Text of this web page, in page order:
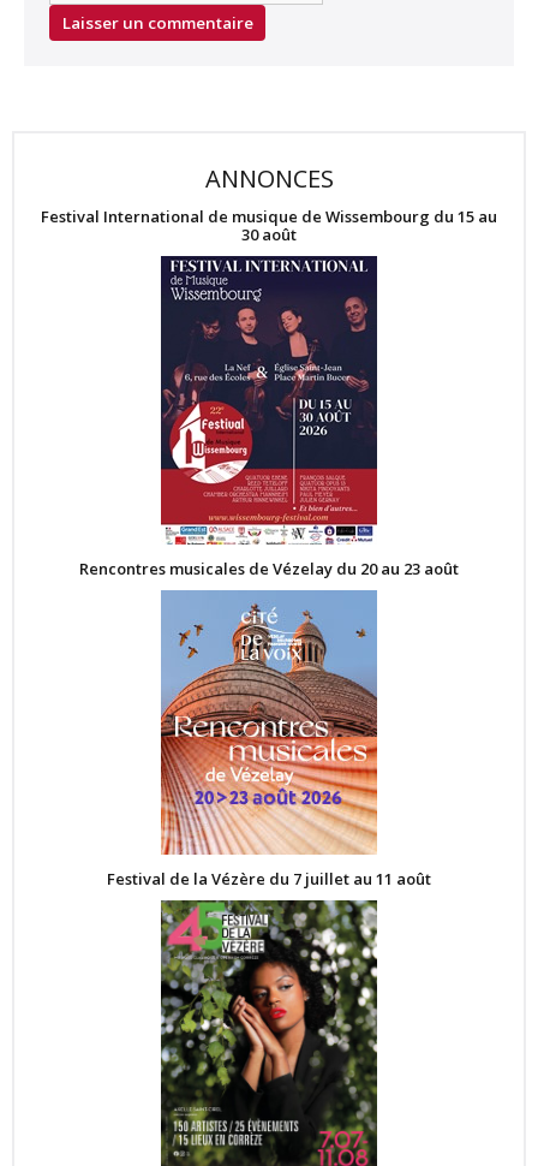
ANNONCES
Festival International de musique de Wissembourg du 15 au
30 août
Rencontres musicales de Vézelay du 20 au 23 août
Festival de la Vézère du 7 juillet au 11 août